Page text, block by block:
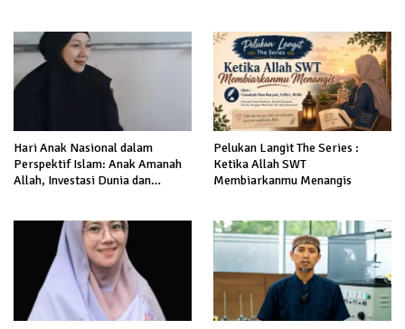
Hari Anak Nasional dalam
Perspektif Islam: Anak Amanah
Allah, Investasi Dunia dan
Pelukan Langit The Series :
Ketika Allah SWT
Membiarkanmu Menangis